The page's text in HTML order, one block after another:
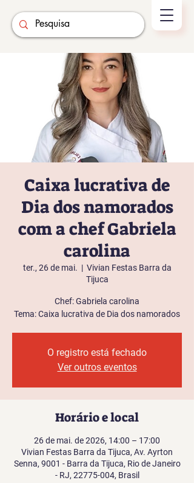
Caixa lucrativa de
Dia dos namorados
com a chef Gabriela
carolina
ter., 26 de mai.
  |
Vivian Festas Barra da
Tijuca
Chef: Gabriela carolina
Tema: Caixa lucrativa de Dia dos namorados
O registro está fechado
Ver outros eventos
Horário e local
26 de mai. de 2026, 14:00 – 17:00
Vivian Festas Barra da Tijuca, Av. Ayrton
Senna, 9001 - Barra da Tijuca, Rio de Janeiro
- RJ, 22775-004, Brasil